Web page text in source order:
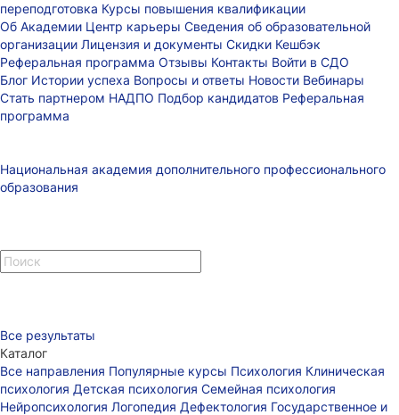
переподготовка Курсы повышения квалификации
Об Академии Центр карьеры Сведения об образовательной
организации Лицензия и документы Скидки Кешбэк
Реферальная программа Отзывы Контакты Войти в СДО
Блог Истории успеха Вопросы и ответы Новости Вебинары
Стать партнером НАДПО Подбор кандидатов Реферальная
программа
Национальная академия дополнительного профессионального
образования
Все результаты
Каталог
Все направления Популярные курсы Психология Клиническая
психология Детская психология Семейная психология
Нейропсихология Логопедия Дефектология Государственное и